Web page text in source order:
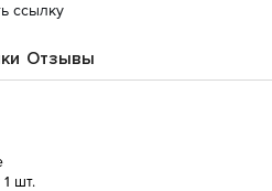
ссылку
Отзывы
шт.